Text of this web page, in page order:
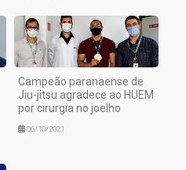
Campeão paranaense de
Jiu-jitsu agradece ao HUEM
por cirurgia no joelho
06/10/2021